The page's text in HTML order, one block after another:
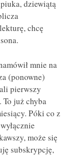
dziewiątą
chcę
mnie na
(ponowne)
pierwszy
To już chyba
Póki co z
może się
subskrypcję,